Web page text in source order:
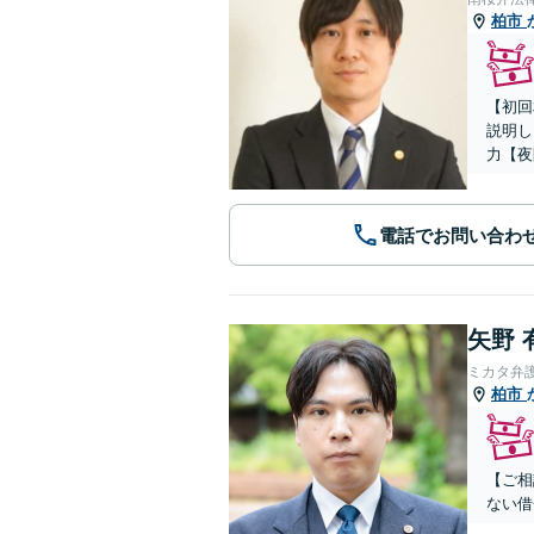
柏市
【初
説明
力【
電話でお問い合わ
矢野
ミカタ弁
柏市
【ご
ない